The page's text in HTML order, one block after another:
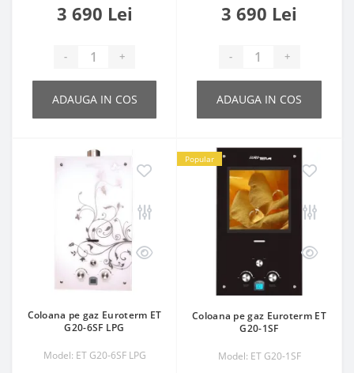
3 690 Lei
- +
ADAUGA IN COS
3 690 Lei
- +
ADAUGA IN COS
Coloana pe gaz Euroterm ET
G20-6SF LPG
Model: ET G20-6SF LPG
Popular
Coloana pe gaz Euroterm ET
G20-1SF
Model: ET G20-1SF